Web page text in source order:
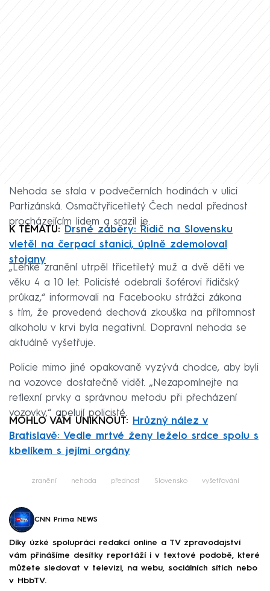
Nehoda se stala v podvečerních hodinách v ulici
Partizánská. Osmačtyřicetiletý Čech nedal přednost
procházejícím lidem a srazil je.
K TÉMATU:
Drsné záběry: Řidič na Slovensku
vletěl na čerpací stanici, úplně zdemoloval
stojany
„Lehké zranění utrpěl třicetiletý muž a dvě děti ve
věku 4 a 10 let. Policisté odebrali šoférovi řidičský
průkaz,“ informovali na Facebooku strážci zákona
s tím, že provedená dechová zkouška na přítomnost
alkoholu v krvi byla negativní. Dopravní nehoda se
aktuálně vyšetřuje.
Policie mimo jiné opakovaně vyzývá chodce, aby byli
na vozovce dostatečně vidět. „Nezapomínejte na
reflexní prvky a správnou metodu při přecházení
vozovky,“ apelují policisté.
MOHLO VÁM UNIKNOUT:
Hrůzný nález v
Bratislavě: Vedle mrtvé ženy leželo srdce spolu s
kbelíkem s jejími orgány
zranění nehoda přednost Slovensko vyšetřování
CNN Prima NEWS
Díky úzké spolupráci redakcí online a TV zpravodajství
vám přinášíme desítky reportáží i v textové podobě, které
můžete sledovat v televizi, na webu, sociálních sítích nebo
v HbbTV.